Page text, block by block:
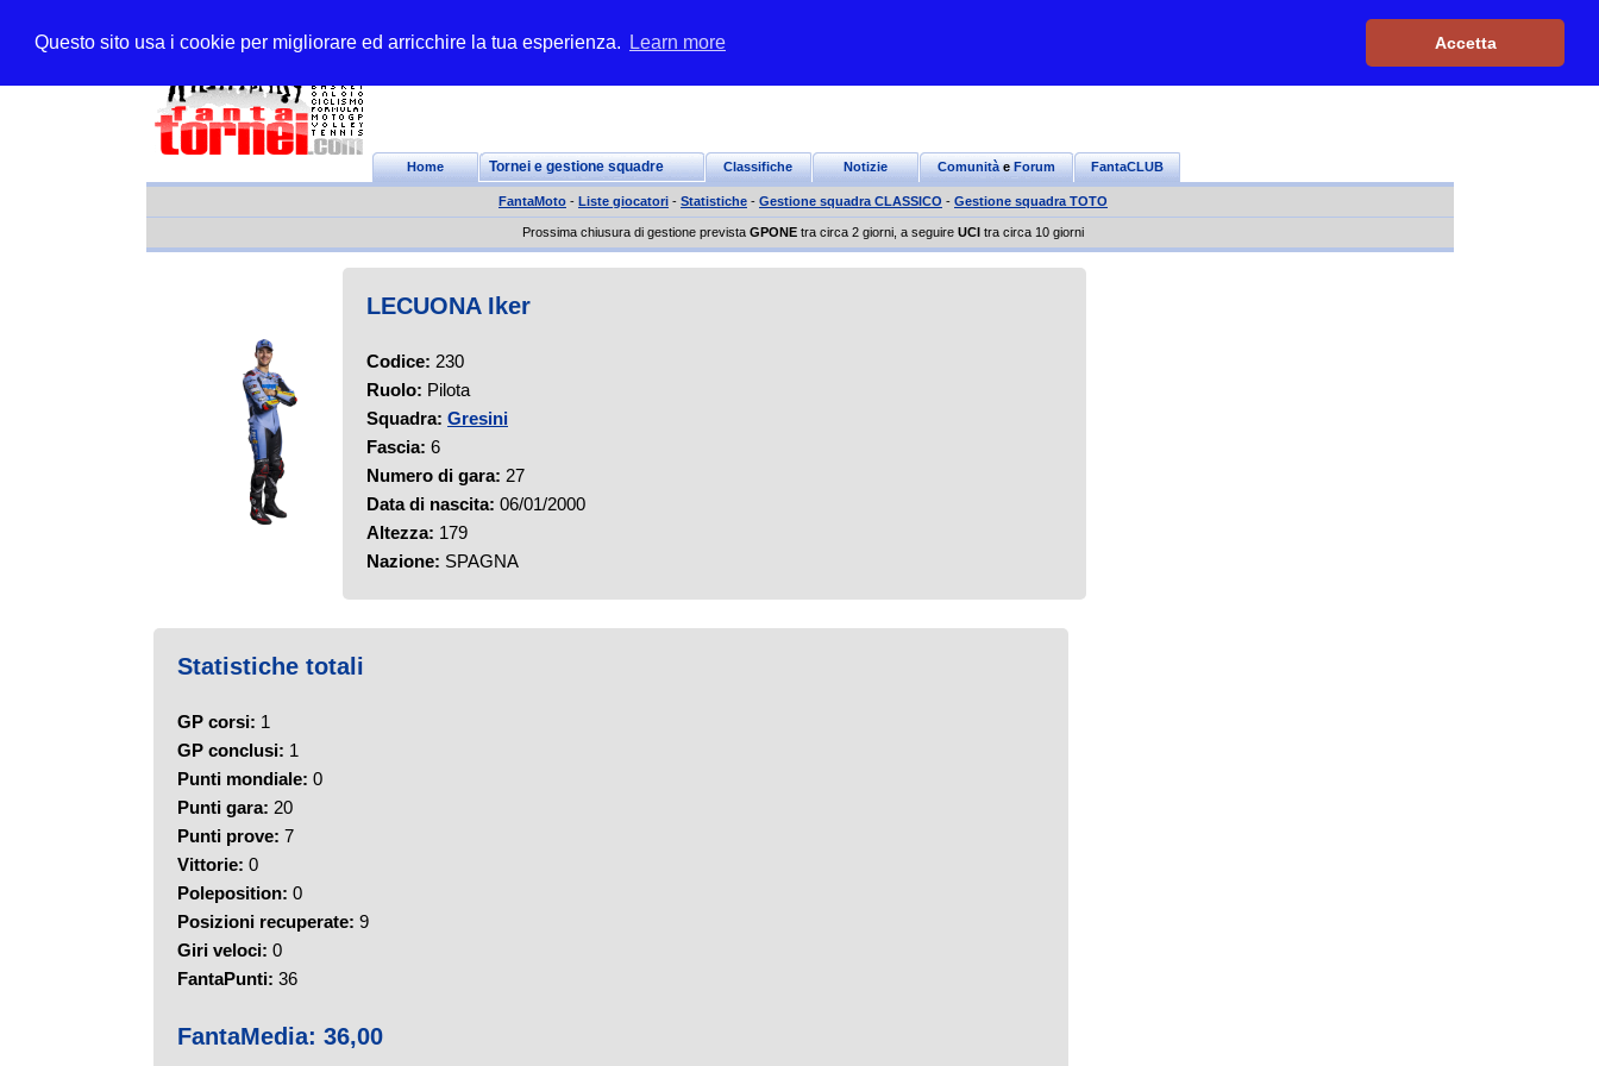
Questo sito usa i cookie per migliorare ed arricchire la tua esperienza. Learn more Accetta
Contattaci|Login|
Home Tornei e gestione squadre Classifiche Notizie Comunitàe Forum FantaCLUB
FantaMoto - Liste giocatori - Statistiche - Gestione squadra CLASSICO - Gestione squadra TOTO
Prossima chiusura di gestione prevista GPONE tra circa 2 giorni, a seguire UCI tra circa 10 giorni
LECUONA Iker
Codice: 230
Ruolo: Pilota
Squadra: Gresini
Fascia: 6
Numero di gara: 27
Data di nascita: 06/01/2000
Altezza: 179
Nazione: SPAGNA
Statistiche totali
GP corsi: 1
GP conclusi: 1
Punti mondiale: 0
Punti gara: 20
Punti prove: 7
Vittorie: 0
Poleposition: 0
Posizioni recuperate: 9
Giri veloci: 0
FantaPunti: 36
FantaMedia: 36,00